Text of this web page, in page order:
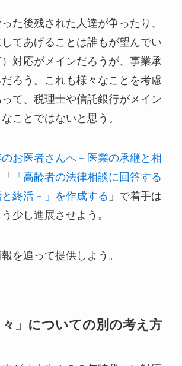
た後残された人達が争ったり、
てあげることは誰もが望んでい
対応がメインだろうが、事業承
ろう。これも様々なことを考慮
て、税理士や信託銀行がメイン
ことではないと思う。
お医者さんへ－医業の承継と相
「高齢者の法律相談に回答する
終活－」を作成する 」で着手は
少し進展させよう。
を追って提供しよう。
々」についての別の考え方